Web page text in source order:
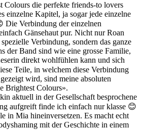
Colours die perfekte friends-to lovers
einzelne Kapitel, ja sogar jede einzelne
Die Verbindung der einzelnen
Gänsehaut pur. Nicht nur Roan
Verbindung, sondern das ganze
der Band sind wie eine grosse Familie,
direkt wohlfühlen kann und sich
Teile, in welchem diese Verbindung
wird, sind meine absoluten
Brightest Colours».
aktuell in der Gesellschaft besprochene
aufgreift finde ich einfach nur klasse 😊
in Mia hineinversetzen. Es macht echt
mit der Geschichte in einem